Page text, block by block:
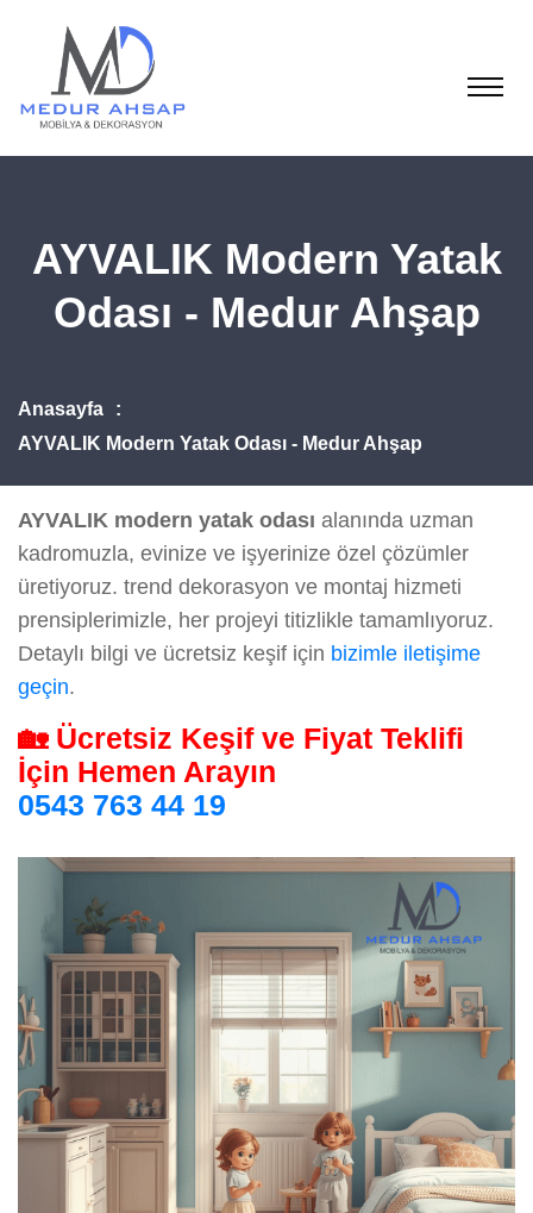
AYVALIK Modern Yatak
Odası - Medur Ahşap
Anasayfa
AYVALIK Modern Yatak Odası - Medur Ahşap
AYVALIK modern yatak odası alanında uzman
kadromuzla, evinize ve işyerinize özel çözümler
üretiyoruz. trend dekorasyon ve montaj hizmeti
prensiplerimizle, her projeyi titizlikle tamamlıyoruz.
Detaylı bilgi ve ücretsiz keşif için bizimle iletişime
geçin.
🏡 Ücretsiz Keşif ve Fiyat Teklifi
İçin Hemen Arayın
0543 763 44 19